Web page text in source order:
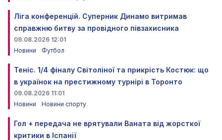
Ліга конференцій. Суперник Динамо витримав
справжню битву за провідного півзахисника
09.08.2026 12:01
Новини
Футбол
Теніс. 1/4 фіналу Світоліної та прикрість Костюк: що
в українок на престижному турнірі в Торонто
09.08.2026 11:01
Новини
Новини спорту
Гол + передача не врятували Ваната від жорсткої
критики в Іспанії